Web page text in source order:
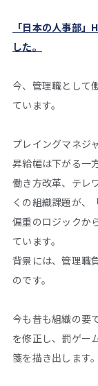
「日本の人事部
した。
今、管理職として
ています。
プレイングマネジ
昇給幅は下がる一方
働き方改革、テレ
くの組織課題が、
偏重のロジックか
ています。
背景には、管理職
のです。
今も昔も組織の要
を修正し、罰ゲー
箋を描き出します。